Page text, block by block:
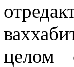
целом